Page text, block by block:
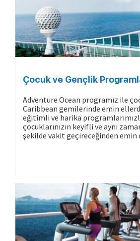
Çocuk ve Gençlik
Adventure Ocean programız ile
Caribbean gemilerinde emin
eğitimli ve harika
çocuklarınızın keyifli ve aynı
şekilde vakit geçireceğinden